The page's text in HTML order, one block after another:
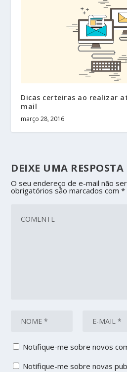
Dicas certeiras ao realizar
mail
março 28, 2016
DEIXE UMA RESPOSTA
O seu endereço de e-mail não
obrigatórios são marcados com*
Notifique-me sobre novos
Notifique-me sobre novas